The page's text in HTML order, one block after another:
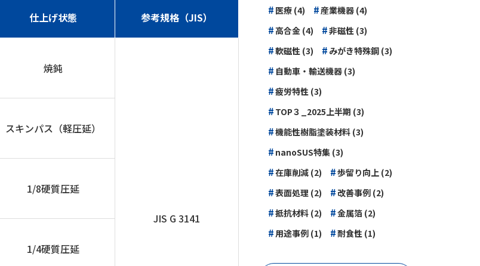
仕上げ状態 参考規格（JIS）
焼鈍
JIS G 3141
スキンパス（軽圧延）
1/8硬質圧延
1/4硬質圧延
# 医療 (4) # 産業機器 (4)
# 高合金 (4) #非磁性 (3)
#軟磁性 (3) # みがき特殊鋼 (3)
# 自動車・輸送機器 (3)
#疲労特性 (3)
# TOP３_2025上半期 (3)
#機能性樹脂塗装材料 (3)
# nanoSUS特集 (3)
#在庫削減 (2) #歩留り向上 (2)
#表面処理 (2) # 改善事例 (2)
#抵抗材料 (2) #金属箔 (2)
# 用途事例 (1) #耐食性 (1)